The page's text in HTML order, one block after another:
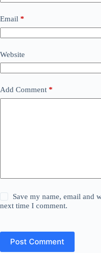
Email *
Website
Add Comment *
Save my name, email and
next time I comment.
Post Comment